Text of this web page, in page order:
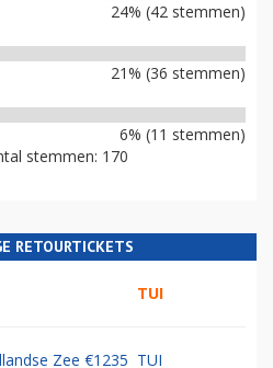
24% (42 stemmen)
21% (36 stemmen)
6% (11 stemmen)
stemmen: 170
RETOURTICKETS
TUI
Zee €1235 TUI